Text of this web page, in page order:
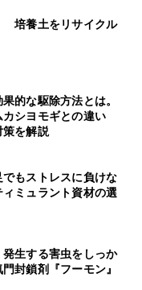
培養土をリサイクル
的な駆除方法とは。
シヨモギとの違い
策を解説
もストレスに負けな
ミュラント資材の選
生する害虫をしっか
封鎖剤『フーモン』